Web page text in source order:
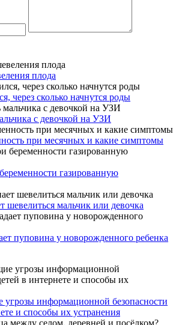
плода
через сколько начнутся роды
с девочкой на УЗИ
при месячных и какие симптомы
газированную
шевелиться мальчик или девочка
пуповина у новорожденного ребенка
информационной безопасности
и способы их устранения